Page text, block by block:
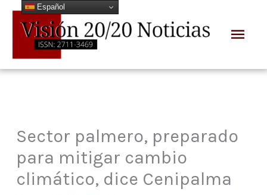
contenido
Sector palmero, preparado
para mitigar cambio
climático, dice Cenipalma
Español